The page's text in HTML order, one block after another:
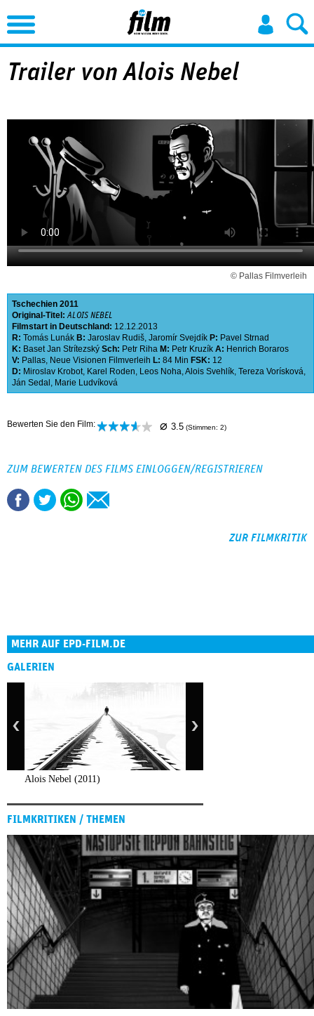
Jump to Navigation
Trailer von Alois Nebel
© Pallas Filmverleih
Tschechien 2011
Original-Titel:ALOIS NEBEL
Filmstart in Deutschland: 12.12.2013
R: Tomás Lunák B: Jaroslav Rudiš, Jaromír Svejdík P: Pavel Strnad
K: Baset Jan Strítezský Sch: Petr Riha M: Petr Kruzík A: Henrich Boraros
V: Pallas, Neue Visionen Filmverleih L: 84 Min FSK: 12
D: Miroslav Krobot, Karel Roden, Leos Noha,Alois Svehlík, Tereza Vorísková,
Ján Sedal , Marie Ludvíková
Bewerten Sie den Film: ⌀ 3.5 (Stimmen: 2)
ZUM BEWERTEN DES FILMS EINLOGGEN/REGISTRIEREN
ZUR FILMKRITIK
MEHR AUF EPD-FILM.DE
GALERIEN
Alois Nebel (2011)
FILMKRITIKEN / THEMEN